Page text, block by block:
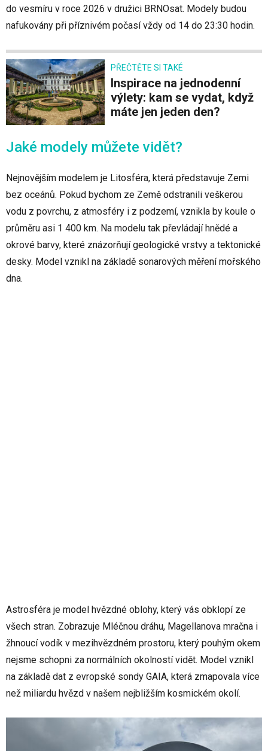
do vesmíru v roce 2026 v družici BRNOsat. Modely budou
nafukovány při příznivém počasí vždy od 14 do 23:30 hodin.
PŘEČTĚTE SI TAKÉ
Inspirace na jednodenní
výlety: kam se vydat, když
máte jen jeden den?
Jaké modely můžete vidět?
Nejnovějším modelem je Litosféra, která představuje Zemi
bez oceánů. Pokud bychom ze Země odstranili veškerou
vodu z povrchu, z atmosféry i z podzemí, vznikla by koule o
průměru asi 1 400 km. Na modelu tak převládají hnědé a
okrové barvy, které znázorňují geologické vrstvy a tektonické
desky. Model vznikl na základě sonarových měření mořského
dna.
Astrosféra je model hvězdné oblohy, který vás obklopí ze
všech stran. Zobrazuje Mléčnou dráhu, Magellanova mračna i
žhnoucí vodík v mezihvězdném prostoru, který pouhým okem
nejsme schopni za normálních okolností vidět. Model vznikl
na základě dat z evropské sondy GAIA, která zmapovala více
než miliardu hvězd v našem nejbližším kosmickém okolí.